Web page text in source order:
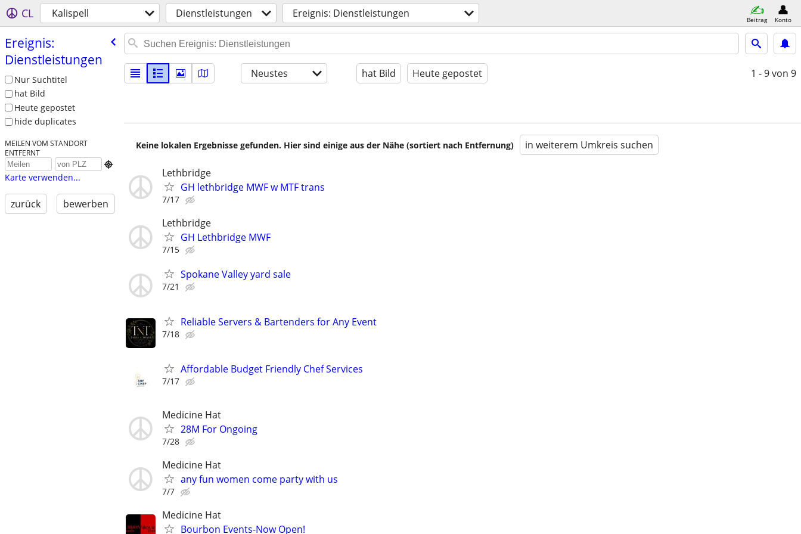
CL Kalispell Dienstleistungen Ereignis: Dienstleistungen Beitrag Konto
Ereignis:
Dienstleistungen
Nur Suchtitel
hat Bild
Heute gepostet
hide duplicates
MEILEN VOM STANDORT
ENTFERNT

Karte verwenden...
zurück bewerben
Neustes hat Bild Heute gepostet 1 - 9von 9
Keine lokalen Ergebnisse gefunden. Hier sind einige aus der Nähe (sortiert nach Entfernung) in weiterem Umkreis suchen
Lethbridge
GH lethbridge MWF w MTF trans
7/17
Lethbridge
GH Lethbridge MWF
7/15
Spokane Valley yard sale
7/21
Reliable Servers & Bartenders for Any Event
7/18
Affordable Budget Friendly Chef Services
7/17
Medicine Hat
28M For Ongoing
7/28
Medicine Hat
any fun women come party with us
7/7
Medicine Hat
Bourbon Events-Now Open!